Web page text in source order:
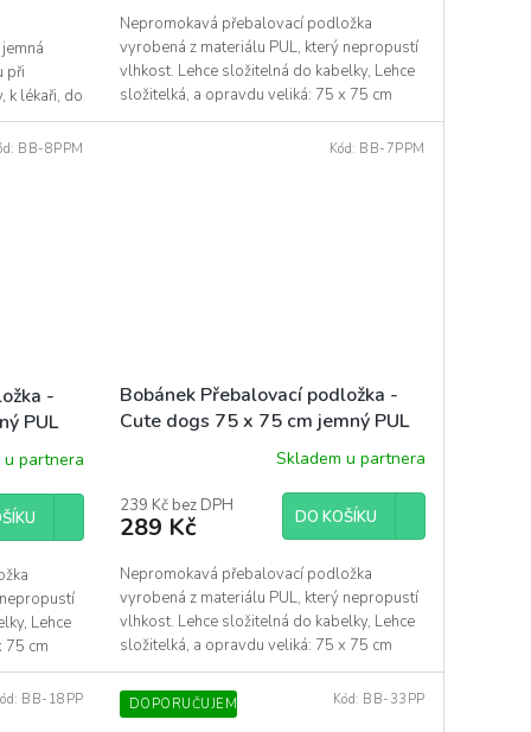
při
k lékaři, do
Nepromokavá přebalovací podložka
vyrobená z materiálu PUL, který nepropustí
vlhkost. Lehce složitelná do kabelky, Lehce
složitelká, a opravdu veliká: 75 x 75 cm
-
PUL
u partnera
Lehce
75 cm
BB-8PPM
Bobánek Přebalovací podložka -
Cute dogs 75 x 75 cm jemný PUL
Skladem u partnera
239 Kč bez DPH
289 Kč DO KOŠÍKU
Nepromokavá přebalovací podložka
vyrobená z materiálu PUL, který nepropustí
vlhkost. Lehce složitelná do kabelky, Lehce
složitelká, a opravdu veliká: 75 x 75 cm
Kód: BB-7PPM
BB-18PP DOPORUČUJEME Kód: BB-33PP